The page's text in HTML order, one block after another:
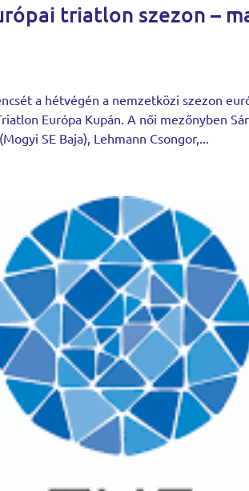
triatlon szezon –
a hétvégén a nemzetközi szezon
Európa Kupán. A női mezőnyben
SE Baja), Lehmann Csongor,...